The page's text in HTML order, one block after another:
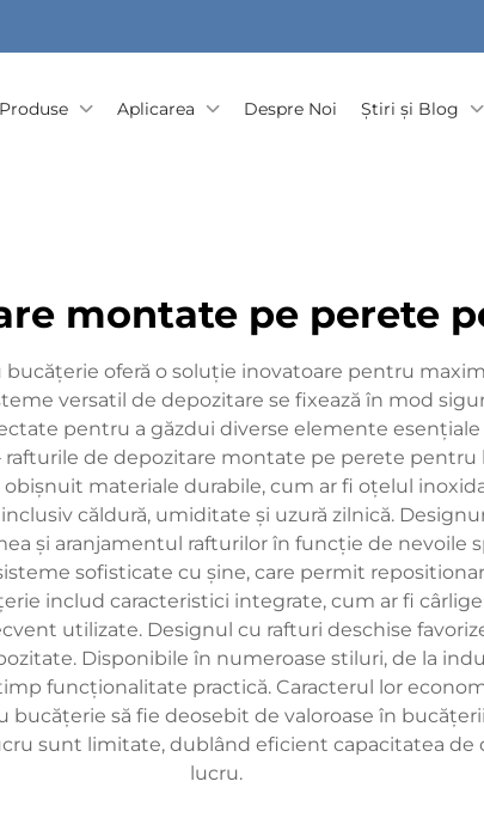
Produse Aplicarea Despre Noi Știri și Blog
montate pe perete
oferă o soluție inovatoare pentru
versatil de depozitare se fixează în mod
pentru a găzdui diverse elemente
rafturile de depozitare montate pe perete
materiale durabile, cum ar fi oțelul
căldură, umiditate și uzură zilnică.
și aranjamentul rafturilor în funcție de nevoile
sofisticate cu șine, care permit
includ caracteristici integrate, cum ar fi
utilizate. Designul cu rafturi deschise
Disponibile în numeroase stiluri, de la
funcționalitate practică. Caracterul lor
să fie deosebit de valoroase în
sunt limitate, dublând eficient capacitatea de
lucru.